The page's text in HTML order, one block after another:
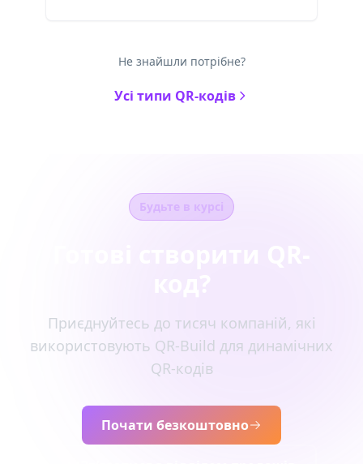
Не знайшли потрібне?
Усі типи QR-кодів
Будьте в курсі
Приєднуйтесь до тисяч компаній, які
використовують QR-Build для динамічних
QR-кодів
Почати безкоштовно